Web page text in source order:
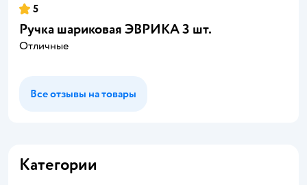
5
Ручка шариковая ЭВРИКА 3 шт.
Отличные
Все отзывы на товары
Категории